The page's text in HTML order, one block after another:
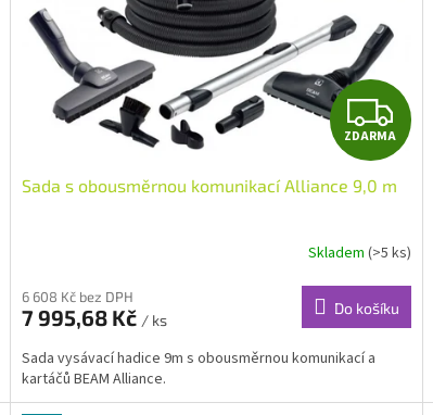
Z
D
A
R
M
A
ZDARMA
Sada s obousměrnou komunikací Alliance 9,0 m
Skladem (>5 ks)
6 608 Kč bez DPH
7 995,68 Kč / ks
Do košíku
Sada vysávací hadice 9m s obousměrnou komunikací a
kartáčů BEAM Alliance.